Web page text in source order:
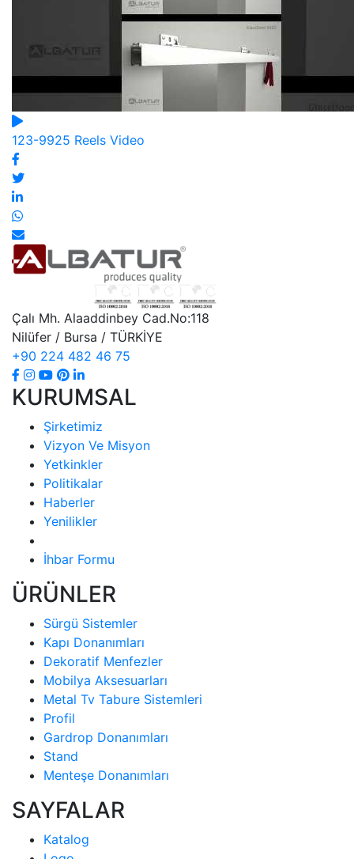
123-9925 Reels Video
Çalı Mh. Alaaddinbey Cad.No:118
Nilüfer / Bursa / TÜRKİYE
+90 224 482 46 75
KURUMSAL
Şirketimiz
Vizyon Ve Misyon
Yetkinkler
Politikalar
Haberler
Yenilikler
İhbar Formu
ÜRÜNLER
Sürgü Sistemler
Kapı Donanımları
Dekoratif Menfezler
Mobilya Aksesuarları
Metal Tv Tabure Sistemleri
Profil
Gardrop Donanımları
Stand
Menteşe Donanımları
SAYFALAR
Katalog